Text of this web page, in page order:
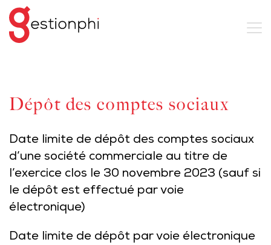
Dépôt des comptes sociaux
Date limite de dépôt des comptes sociaux
d’une société commerciale au titre de
l’exercice clos le 30 novembre 2023 (sauf si
le dépôt est effectué par voie
électronique)
Date limite de dépôt par voie électronique